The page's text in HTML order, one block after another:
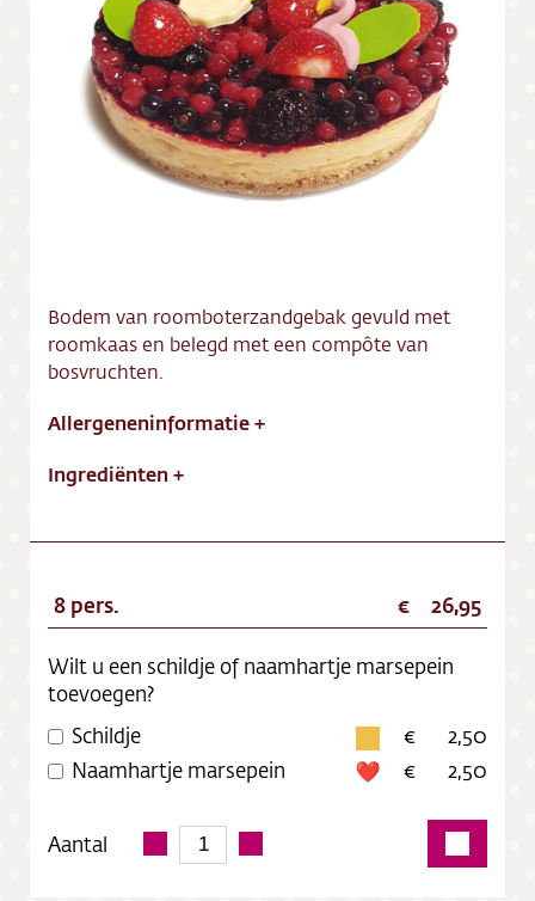
Bezorging
Contact
Vacatures
Bodem van roomboterzandgebak gevuld met
roomkaas en belegd met een compôte van
bosvruchten.
Allergeneninformatie+
Ingrediënten +
8 pers. 26,95
Wilt u een schildje of naamhartje marsepein
toevoegen?
Schildje
2,50
Naamhartje marsepein
2,50
Aantal